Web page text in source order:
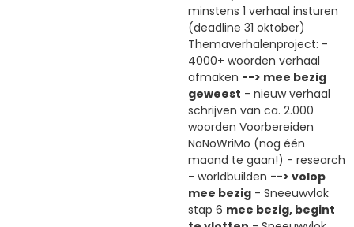
minstens 1 verhaal insturen
(deadline 31 oktober)
Themaverhalenproject: -
4000+ woorden verhaal
afmaken --> mee bezig
geweest - nieuw verhaal
schrijven van ca. 2.000
woorden Voorbereiden
NaNoWriMo (nog één
maand te gaan!) - research
- worldbuilden --> volop
mee bezig - Sneeuwvlok
stap 6 mee bezig, begint